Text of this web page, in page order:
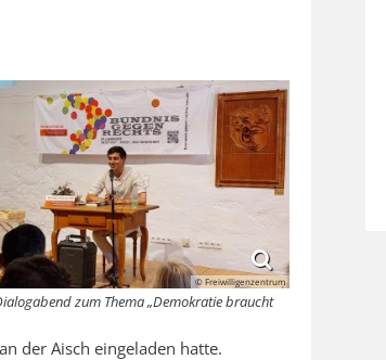
© Freiwilligenzentrum
zum Thema „Demokratie braucht
der Aisch eingeladen hatte.